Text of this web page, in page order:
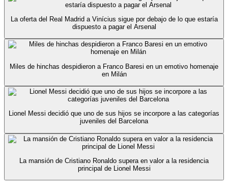
La oferta del Real Madrid a Vinícius sigue por debajo de lo que estaría
dispuesto a pagar el Arsenal
Miles de hinchas despidieron a Franco Baresi en un emotivo homenaje
en Milán
Lionel Messi decidió que uno de sus hijos se incorpore a las categorías
juveniles del Barcelona
La mansión de Cristiano Ronaldo supera en valor a la residencia
principal de Lionel Messi